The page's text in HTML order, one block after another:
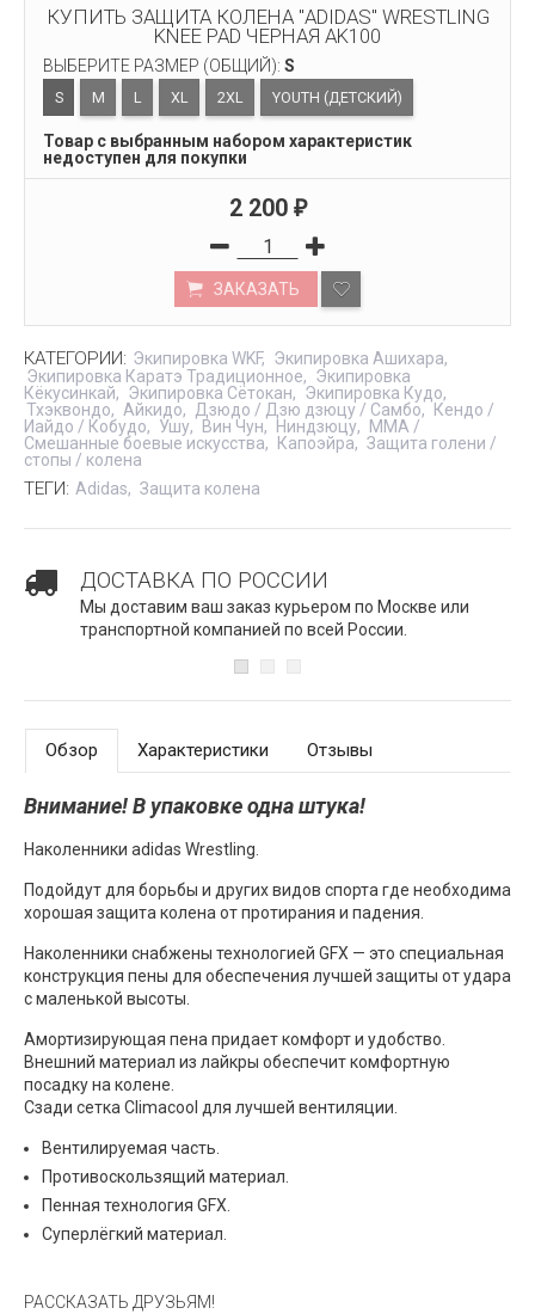
КУПИТЬ ЗАЩИТА КОЛЕНА "ADIDAS" WRESTLING
KNEE PAD ЧЕРНАЯ AK100
ВЫБЕРИТЕ РАЗМЕР (ОБЩИЙ): S
S M L XL 2XL YOUTH (ДЕТСКИЙ)
Товар с выбранным набором характеристик
недоступен для покупки
2 200 ₽
ЗАКАЗАТЬ
КАТЕГОРИИ: Экипировка WKF
Экипировка Ашихара
Экипировка Каратэ Традиционное
Экипировка
Кёкусинкай
Экипировка Сётокан
Экипировка Кудо
Тхэквондо
Айкидо Дзюдо / Дзю дзюцу / Самбо
Кендо /
Иайдо / Кобудо
Ушу Вин Чун Ниндзюцу
MMA /
Смешанные боевые искусства
Капоэйра
Защита голени /
стопы / колена
ТЕГИ: Adidas Защита колена
ДОСТАВКА ПО РОССИИ
Мы доставим ваш заказ курьером по Москве или
транспортной компанией по всей России.
Обзор Характеристики Отзывы
Внимание! В упаковке одна штука!
Наколенники adidas Wrestling.
Подойдут для борьбы и других видов спорта где необходима
хорошая защита колена от протирания и падения.
Наколенники снабжены технологией GFX — это специальная
конструкция пены для обеспечения лучшей защиты от удара
с маленькой высоты.
Амортизирующая пена придает комфорт и удобство.
Внешний материал из лайкры обеспечит комфортную
посадку на колене.
Сзади сетка Climacool для лучшей вентиляции.
Вентилируемая часть.
Противоскользящий материал.
Пенная технология GFX.
Суперлёгкий материал.
РАССКАЗАТЬ ДРУЗЬЯМ!